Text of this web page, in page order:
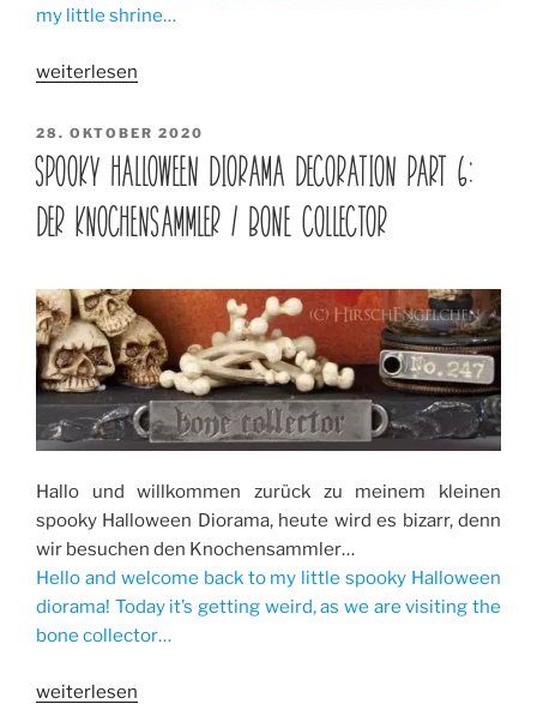
my little shrine…
„Spooky
Diorama
Decoration
part
7:
Das
/
The
final“
weiterlesen
VERÖFFENTLICHT
AM
28. OKTOBER 2020
SPOOKY HALLOWEEN DIORAMA DECORATION PART 6:
DER KNOCHENSAMMLER / BONE COLLECTOR
Hallo und willkommen zurück zu meinem kleinen
spooky Halloween Diorama, heute wird es bizarr, denn
wir besuchen den Knochensammler…
Hello and welcome back to my little spooky Halloween
diorama! Today it’s getting weird, as we are visiting the
bone collector…
„Spooky
weiterlesen